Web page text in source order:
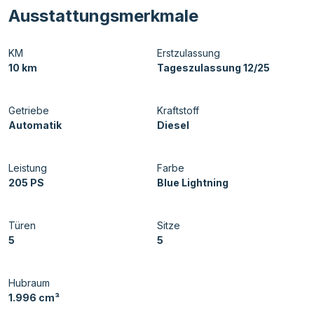
Ausstattungsmerkmale
KM
10 km
Erstzulassung
Tageszulassung 12/25
Getriebe
Automatik
Kraftstoff
Diesel
Leistung
205 PS
Farbe
Blue Lightning
Türen
5
Sitze
5
Hubraum
1.996 cm³